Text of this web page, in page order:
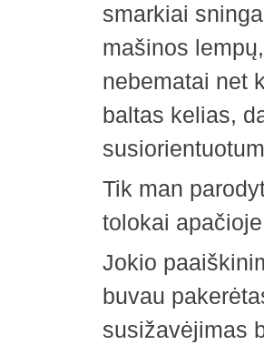
smarkiai
mašinos
nebematai net
baltas kelias,
Tik man
tolokai
Jokio
buvau
susižavėjimas